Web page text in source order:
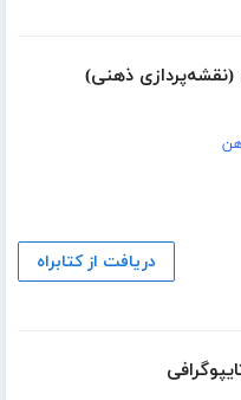
(نقشه‌پردازی ذهنی)
دریافت از کتابراه